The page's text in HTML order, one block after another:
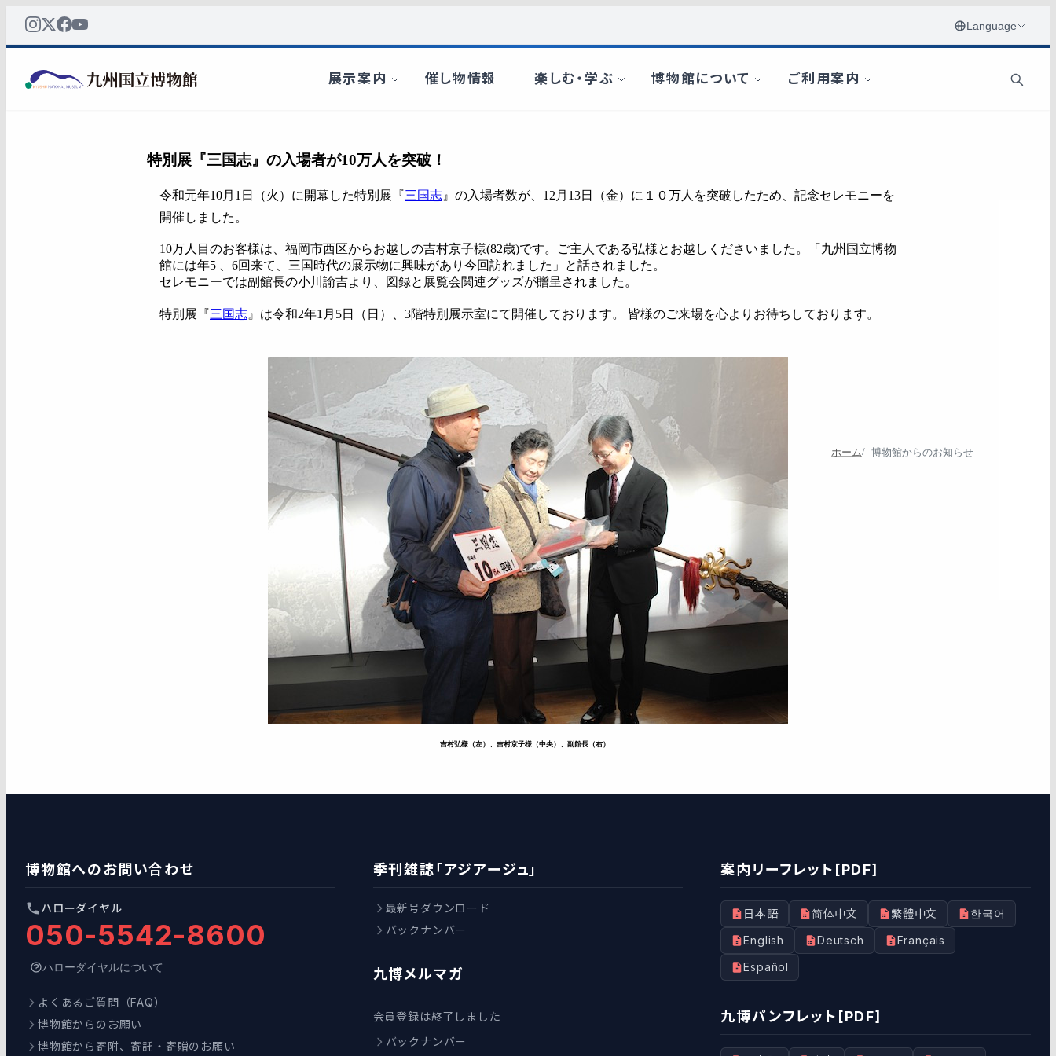
ホーム 博物館からのお知らせ
特別展『三国志』の入場者が10万人を突破！
令和元年10月1日（火）に開幕した特別展『三国志』の入場者数が、12月13日（金）に１０万人を突破したため、記念セレモニーを
開催しました。
10万人目のお客様は、福岡市西区からお越しの吉村京子様(82歳)です。ご主人である弘様とお越しくださいました。「九州国立博物
館には年5 、6回来て、三国時代の展示物に興味があり今回訪れました」と話されました。
セレモニーでは副館長の小川諭吉より、図録と展覧会関連グッズが贈呈されました。
特別展『三国志』は令和2年1月5日（日）、3階特別展示室にて開催しております。 皆様のご来場を心よりお待ちしております。
吉村弘様（左）、吉村京子様（中央）、副館長（右）